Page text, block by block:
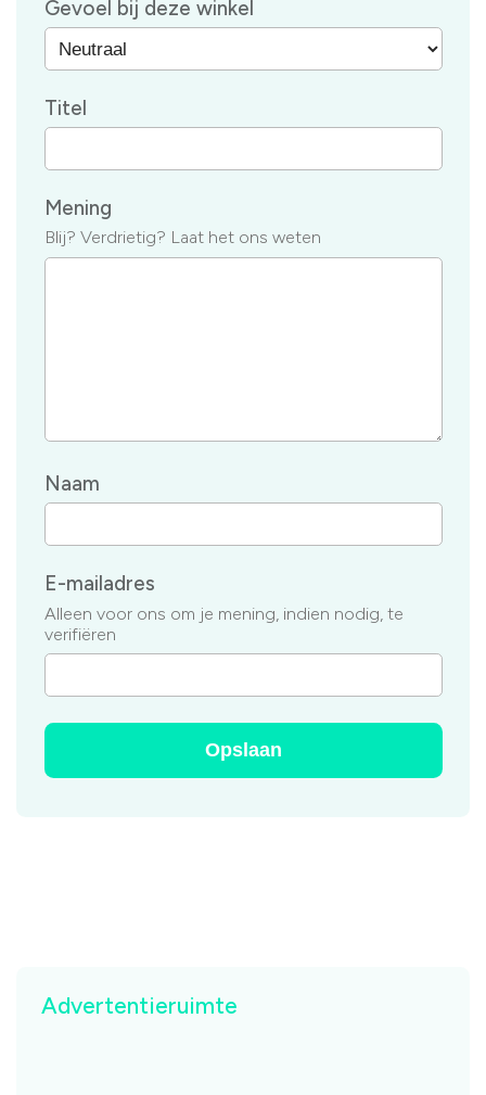
Gevoel bij deze winkel
Titel
Mening
Blij? Verdrietig? Laat het ons weten
Naam
E-mailadres
Alleen voor ons om je mening, indien nodig, te
verifiëren
Advertentieruimte